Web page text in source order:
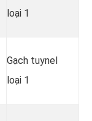
loại 1
Gạch tuynel
loại 1